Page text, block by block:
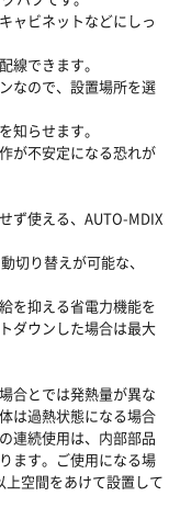
ャビネットなどにしっ
できます。
なので、設置場所を選
らせます。
が不安定になる恐れが
ず使える、AUTO-MDIX
り替えが可能な、
を抑える省電力機能を
ダウンした場合は最大
合とでは発熱量が異な
は過熱状態になる場合
連続使用は、内部部品
ます。ご使用になる場
空間をあけて設置して